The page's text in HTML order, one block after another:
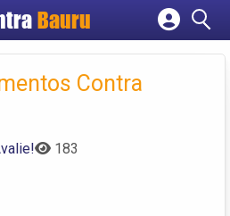
Bauru
Cadastrar empresa
Criar contaContra
183